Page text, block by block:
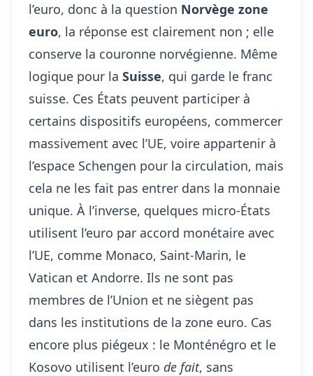
l’euro, donc à la question Norvège zone
euro, la réponse est clairement non ; elle
conserve la couronne norvégienne. Même
logique pour la Suisse, qui garde le franc
suisse. Ces États peuvent participer à
certains dispositifs européens, commercer
massivement avec l’UE, voire appartenir à
l’espace Schengen pour la circulation, mais
cela ne les fait pas entrer dans la monnaie
unique. À l’inverse, quelques micro-États
utilisent l’euro par accord monétaire avec
l’UE, comme Monaco, Saint-Marin, le
Vatican et Andorre. Ils ne sont pas
membres de l’Union et ne siègent pas
dans les institutions de la zone euro. Cas
encore plus piégeux : le Monténégro et le
Kosovo utilisent l’euro de fait, sans